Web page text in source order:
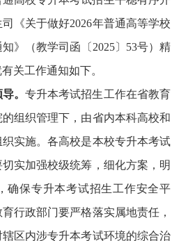
司《关于做好2026年普通高等学校
》（教学司 函 〔 2025〕 53号）精
关工作通知如下。
。 专升本考试招生工作在省教育
组织管理下，由省内本科高校和
织实施。各高校是本校专升本考试
实加强校级统筹，细化方案，明
确保专升本考试招生工作安全平
行政部门要严格落实属地责任，
区内涉专升本考试环境的综合治